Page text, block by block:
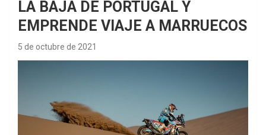
LA BAJA DE PORTUGAL Y
EMPRENDE VIAJE A MARRUECOS
5 de octubre de 2021